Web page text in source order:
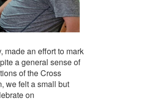
made an effort to mark
a general sense of
of the Cross
we felt a small but
on